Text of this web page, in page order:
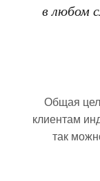
в любом
Общая
клиентам
так